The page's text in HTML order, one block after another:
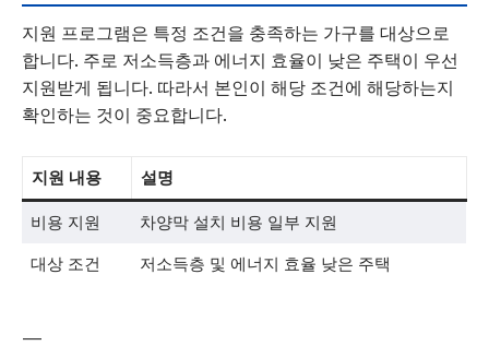
지원 프로그램은 특정 조건을 충족하는 가구를 대상으로
합니다. 주로 저소득층과 에너지 효율이 낮은 주택이 우선
지원받게 됩니다. 따라서 본인이 해당 조건에 해당하는지
확인하는 것이 중요합니다.
지원 내용 설명
비용 지원 차양막 설치 비용 일부 지원
대상 조건 저소득층 및 에너지 효율 낮은 주택
—